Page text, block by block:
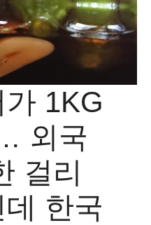
1KG
외국
걸리
한국